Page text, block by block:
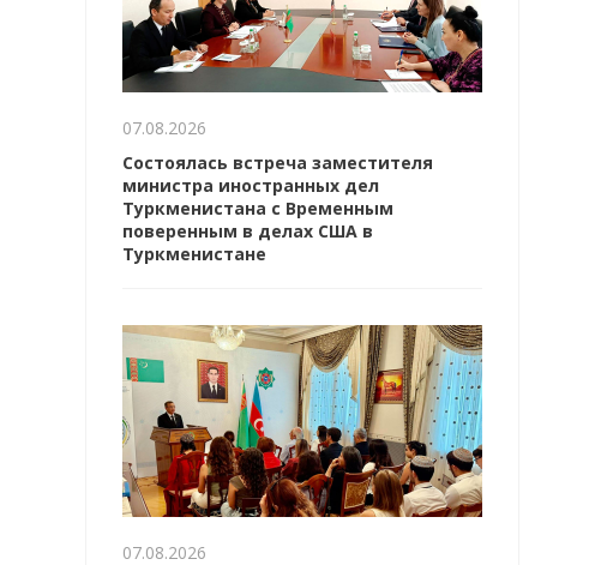
07.08.2026
Состоялась встреча заместителя
министра иностранных дел
Туркменистана с Временным
поверенным в делах США в
Туркменистане
07.08.2026